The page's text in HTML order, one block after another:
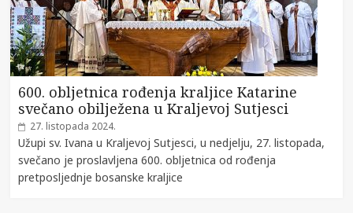
600. obljetnica rođenja kraljice Katarine
svečano obilježena u Kraljevoj Sutjesci
27. listopada 2024.
Užupi sv. Ivana u Kraljevoj Sutjesci, u nedjelju, 27. listopada,
svečano je proslavljena 600. obljetnica od rođenja
pretposljednje bosanske kraljice